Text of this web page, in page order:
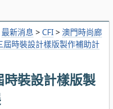
最新消息 > CFI> 澳門時尚廊
時裝設計樣版製作補助計
裝設計樣版製